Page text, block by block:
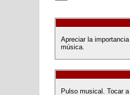
Apreciar la
música.
Pulso musical. Tocar